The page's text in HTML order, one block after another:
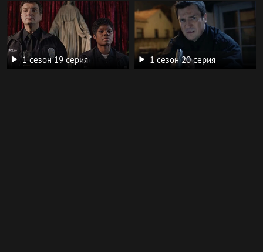
1 сезон 19 серия 1 сезон 20 серия